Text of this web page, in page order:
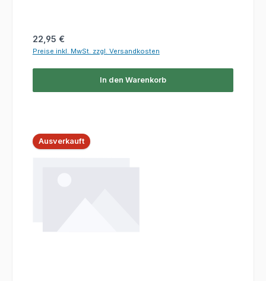
Regulärer Preis:
22,95 €
Preise inkl. MwSt. zzgl. Versandkosten
In den Warenkorb
Ausverkauft